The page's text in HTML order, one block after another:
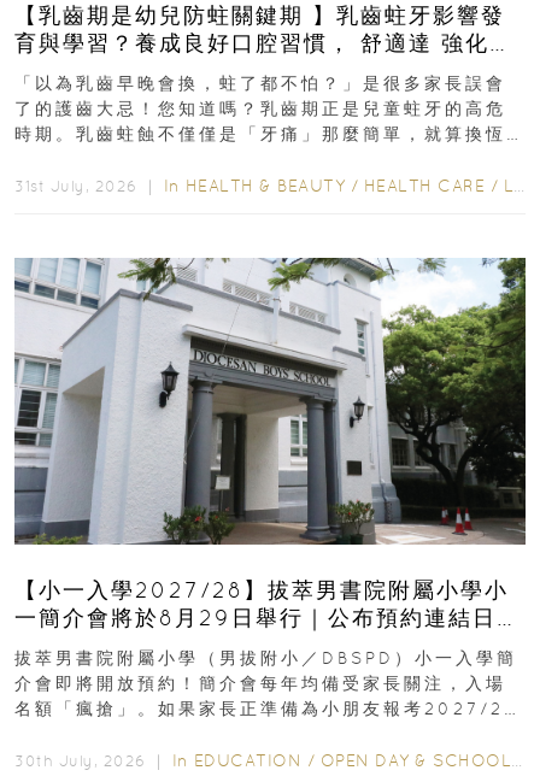
【乳齒期是幼兒防蛀關鍵期 】乳齒蛀牙影響發
育與學習？養成良好口腔習慣， 舒適達 強化琺
瑯質 兒童牙膏防護指南
「以為乳齒早晚會換，蛀了都不怕？」是很多家長誤會
了的護齒大忌！您知道嗎？乳齒期正是兒童蛀牙的高危
時期。乳齒蛀蝕不僅僅是「牙痛」那麼簡單，就算換恆
31st July, 2026 ｜ In HEALTH & BEAUTY / HEALTH CARE / LIFESTYLE
【小一入學2027/28】拔萃男書院附屬小學小
一簡介會將於8月29日舉行｜公布預約連結日期
｜更設有網上重溫
拔萃男書院附屬小學（男拔附小／DBSPD）小一入學簡
介會即將開放預約！簡介會每年均備受家長關注，入場
名額「瘋搶」。如果家長正準備為小朋友報考2027/28
30th July, 2026 ｜ In EDUCATION / OPEN DAY & SCHOOL EVENTS